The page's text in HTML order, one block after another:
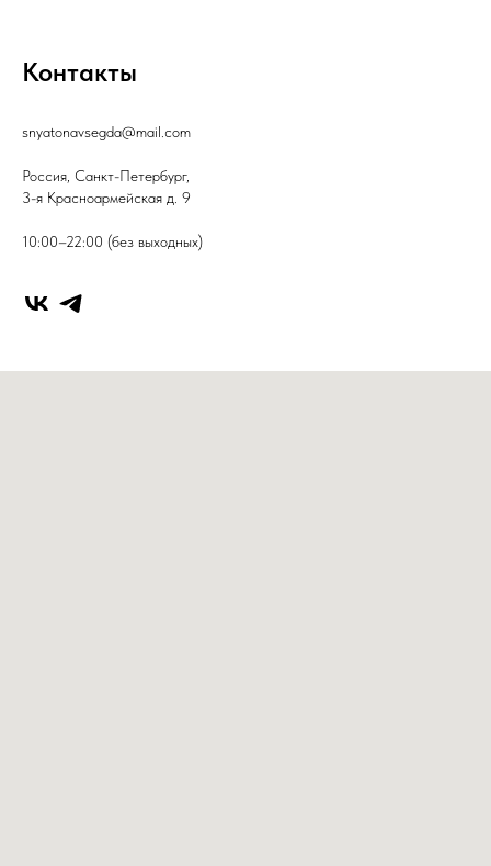
Контакты
snyatonavsegda@mail.com
Россия, Санкт-Петербург,
3-я Красноармейская д. 9
10:00–22:00 (без выходных)